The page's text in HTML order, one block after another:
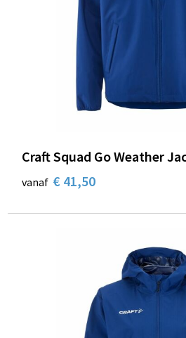
Craft Squad Go Weather
vanaf € 41,50